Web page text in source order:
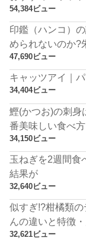
54,384ビュー
印鑑（ハンコ）
められないのか?
47,690ビュー
キャッツアイ｜
34,404ビュー
鰹(かつお)の刺身
番美味しい食べ方
34,150ビュー
玉ねぎを2週間食
結果が
32,640ビュー
似すぎ!?柑橘類
んの違いと特徴
32,621ビュー